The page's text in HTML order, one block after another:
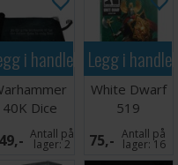
i handlekurven
40K Dice
ScrollAntall på
lager:2
Legg i
White Dwarf
519
75,- Antall på
lager: 16